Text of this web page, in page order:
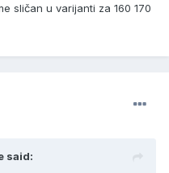
sličan u varijanti za 160 170
said: